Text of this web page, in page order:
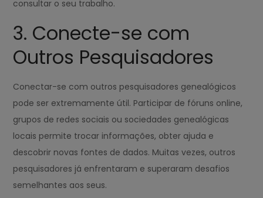
consultar o seu trabalho.
3. Conecte-se com
Outros Pesquisadores
Conectar-se com outros pesquisadores genealógicos
pode ser extremamente útil. Participar de fóruns online,
grupos de redes sociais ou sociedades genealógicas
locais permite trocar informações, obter ajuda e
descobrir novas fontes de dados. Muitas vezes, outros
pesquisadores já enfrentaram e superaram desafios
semelhantes aos seus.